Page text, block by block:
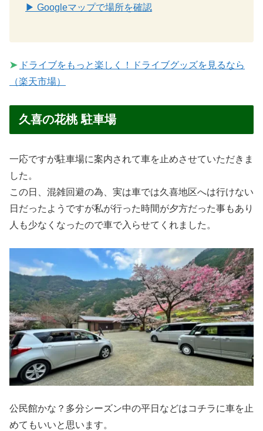
▶ Googleマップで場所を確認
➤ ドライブをもっと楽しく！ドライブグッズを見るなら
（楽天市場）
久喜の花桃 駐車場
一応ですが駐車場に案内されて車を止めさせていただきま
した。
この日、混雑回避の為、実は車では久喜地区へは行けない
日だったようですが私が行った時間が夕方だった事もあり
人も少なくなったので車で入らせてくれました。
公民館かな？多分シーズン中の平日などはコチラに車を止
めてもいいと思います。